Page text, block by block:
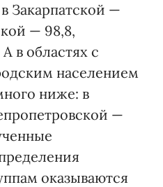
Закарпатской —
— 98,8,
в областях с
населением
ниже: в
—
оказываются